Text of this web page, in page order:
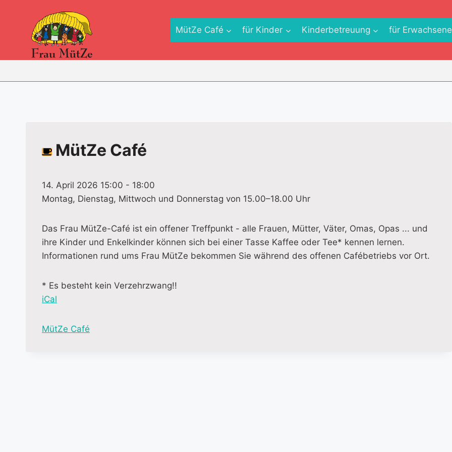
springen
MütZe Café für Kinder Kinderbetreuung für Erwachsene
MütZe Café
14. April 2026 15:00 - 18:00
Montag, Dienstag, Mittwoch und Donnerstag von 15.00–18.00 Uhr
Das Frau MütZe-Café ist ein offener Treffpunkt - alle Frauen, Mütter, Väter, Omas, Opas ... und
ihre Kinder und Enkelkinder können sich bei einer Tasse Kaffee oder Tee* kennen lernen.
Informationen rund ums Frau MütZe bekommen Sie während des offenen Cafébetriebs vor Ort.
* Es besteht kein Verzehrzwang!!
iCal
M
MütZe Café